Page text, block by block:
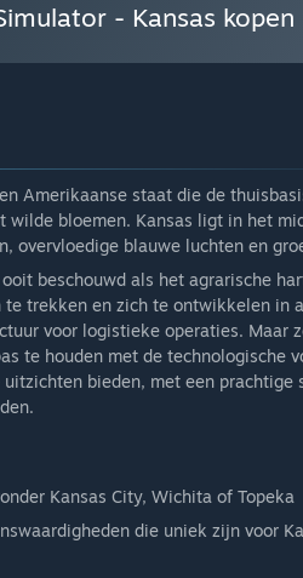
- Kansas kopen
Amerikaanse staat die de
wilde bloemen. Kansas ligt in het
overvloedige blauwe luchten en
beschouwd als het agrarische
trekken en zich te ontwikkelen in
voor logistieke operaties. Maar
te houden met de technologische
bieden, met een
Kansas City, Wichita of Topeka
die uniek zijn voor